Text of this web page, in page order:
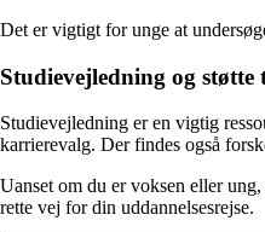
Det er vigtigt for unge at
Studievejledning og støtte
Studievejledning er en vigtig
karrierevalg. Der findes også
Uanset om du er voksen eller
rette vej for din uddannelsesrejse.